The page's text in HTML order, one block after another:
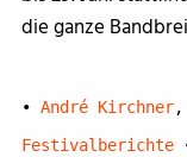
die ganze
• André Kirchner,
Festivalberichte